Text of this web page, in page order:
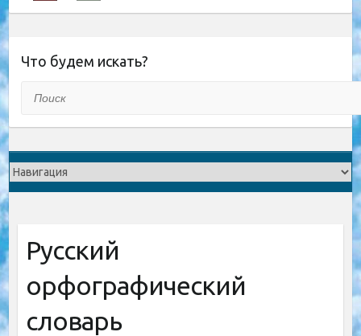
Что будем искать?
Русский
орфографический
словарь